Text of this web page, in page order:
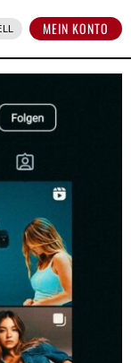
MEIN KONTO